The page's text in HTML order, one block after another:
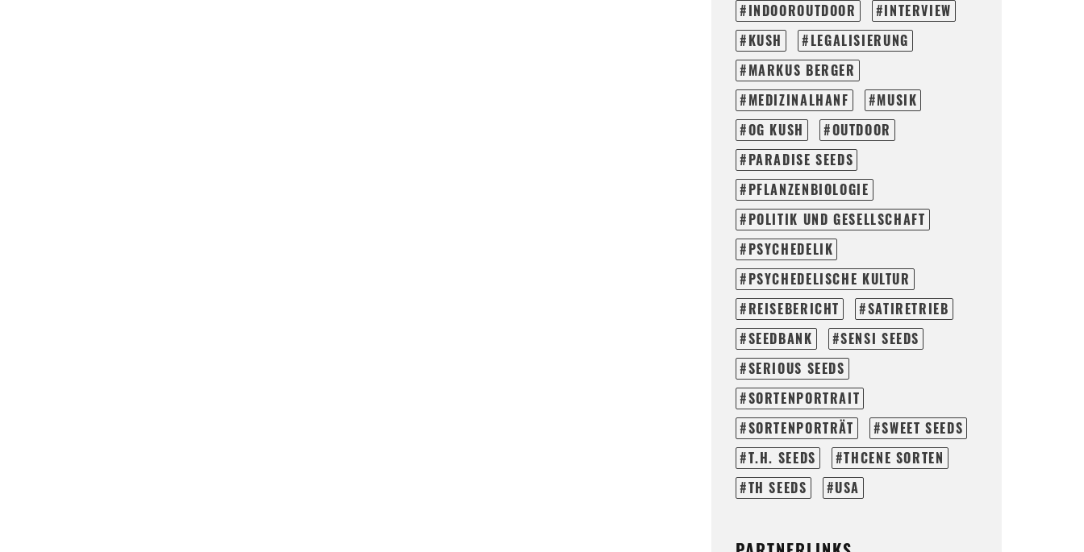
INDOOROUTDOOR
INTERVIEW
KUSH
LEGALISIERUNG
MARKUS BERGER
MEDIZINALHANF
MUSIK
OG KUSH
OUTDOOR
PARADISE SEEDS
PFLANZENBIOLOGIE
POLITIK UND GESELLSCHAFT
PSYCHEDELIK
PSYCHEDELISCHE KULTUR
REISEBERICHT
SATIRETRIEB
SEEDBANK
SENSI SEEDS
SERIOUS SEEDS
SORTENPORTRAIT
SORTENPORTRÄT
SWEET SEEDS
T.H. SEEDS
THCENE SORTEN
TH SEEDS
USA